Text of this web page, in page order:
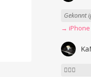
Gekonnt
👍🏻🤣